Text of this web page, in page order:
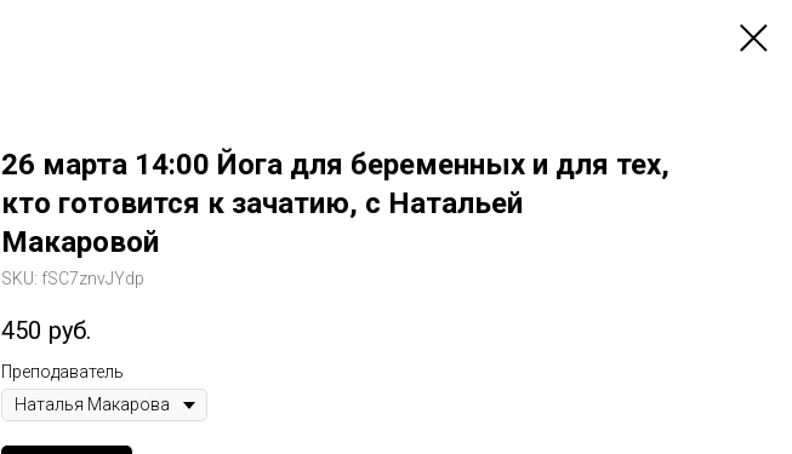
26 марта 14:00 Йога для беременных и для тех,
кто готовится к зачатию, с Натальей
Макаровой
SKU: fSC7znvJYdp
450 руб.
Преподаватель